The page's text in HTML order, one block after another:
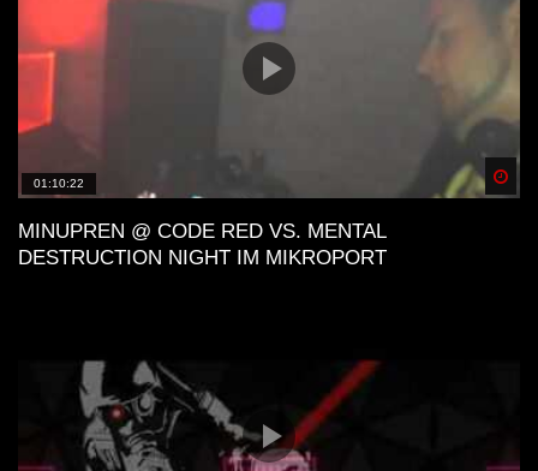
01:10:22
MINUPREN @ CODE RED VS. MENTAL
DESTRUCTION NIGHT IM MIKROPORT